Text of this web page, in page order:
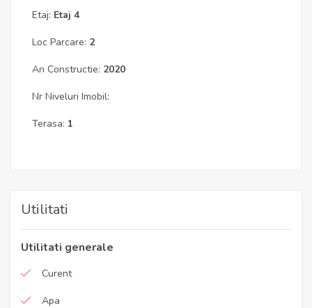
Etaj: Etaj 4
Loc Parcare: 2
An Constructie: 2020
Nr Niveluri Imobil:
Terasa: 1
Utilitati
Utilitati generale
Curent
Apa